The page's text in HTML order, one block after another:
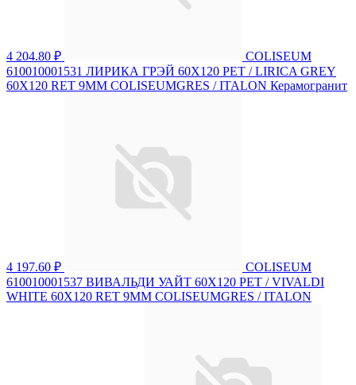
4 204.80 ₽
COLISEUM
610010001531 ЛИРИКА ГРЭЙ 60X120 РЕТ / LIRICA GREY
60X120 RET 9MM COLISEUMGRES / ITALON Керамогранит
4 197.60 ₽
COLISEUM
610010001537 ВИВАЛЬДИ УАЙТ 60X120 РЕТ / VIVALDI
WHITE 60X120 RET 9MM COLISEUMGRES / ITALON